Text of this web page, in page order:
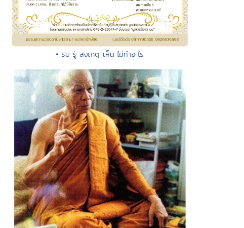
• รับ รู้ สังเกตุ เห็น ไม่ทำอะไร